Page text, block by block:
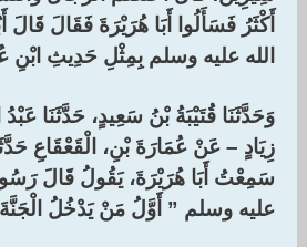
أَكْثَرُ فَسَأَلُوا أَبَا هُرَيْرَةَ فَقَالَ
الله عليه وسلم بِمِثْلِ حَدِيثِ ابْنِ
وَحَدَّثَنَا قُتَيْبَةُ بْنُ سَعِيدٍ، حَدَّثَنَا
زِيَادٍ – عَنْ عُمَارَةَ بْنِ، الْقَعْقَاعِ
سَمِعْتُ أَبَا هُرَيْرَةَ، يَقُولُ قَالَ
عليه وسلم ‏”‏ أَوَّلُ مَنْ يَدْخُلُ